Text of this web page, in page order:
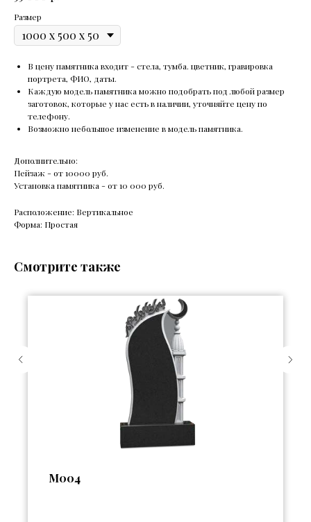
Размер
В цену памятника входит - стела, тумба. цветник, гравировка
портрета, ФИО, даты.
Каждую модель памятника можно подобрать под любой размер
заготовок, которые у нас есть в наличии, уточняйте цену по
телефону.
Возможно небольшое изменение в модель памятника.
Дополнительно:
Пейзаж - от 10000 руб.
Установка памятника - от 10 000 руб.
Расположение: Вертикальное
Форма: Простая
Смотрите также
М004